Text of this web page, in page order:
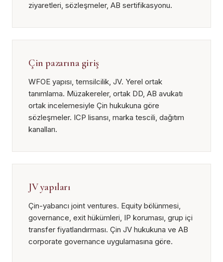
ziyaretleri, sözleşmeler, AB sertifikasyonu.
Çin pazarına giriş
WFOE yapısı, temsilcilik, JV. Yerel ortak
tanımlama. Müzakereler, ortak DD, AB avukatı
ortak incelemesiyle Çin hukukuna göre
sözleşmeler. ICP lisansı, marka tescili, dağıtım
kanalları.
JV yapıları
Çin-yabancı joint ventures. Equity bölünmesi,
governance, exit hükümleri, IP koruması, grup içi
transfer fiyatlandırması. Çin JV hukukuna ve AB
corporate governance uygulamasına göre.